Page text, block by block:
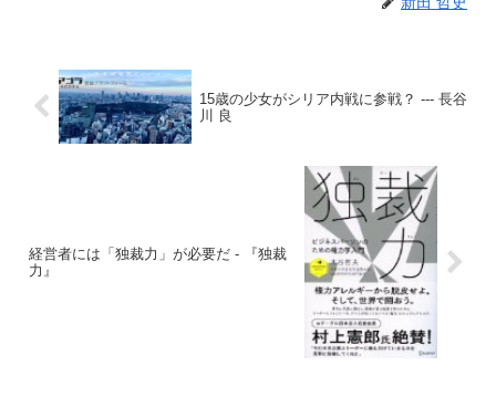
15歳の少女がシリア内戦に参戦？ --- 長谷
川 良
経営者には「独裁力」が必要だ - 『独裁
力』